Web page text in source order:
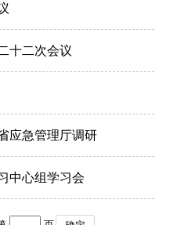
十二次会议
应急管理厅调研
中心组学习会